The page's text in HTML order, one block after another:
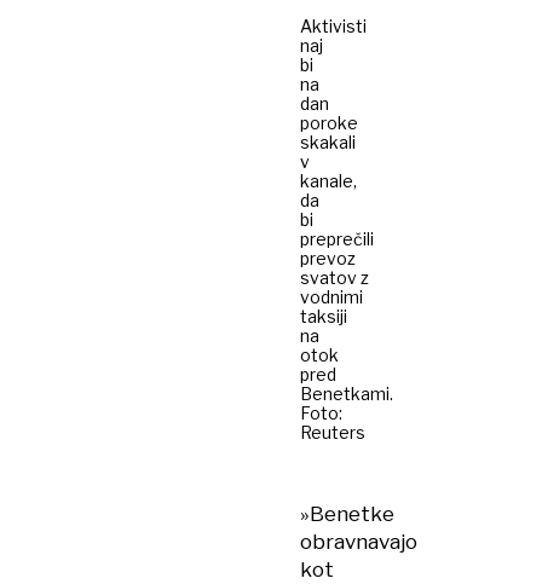
Aktivisti
naj
bi
na
dan
poroke
skakali
v
kanale,
da
bi
preprečili
prevoz
svatov z
vodnimi
taksiji
na
otok
pred
Benetkami.
Foto:
Reuters
»Benetke
obravnavajo
kot